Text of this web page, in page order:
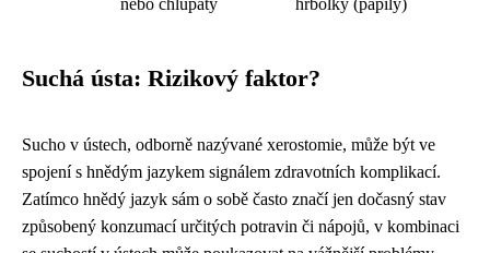
nebo chlupatý
hrbolky (papily)
Suchá ústa: Rizikový faktor?
Sucho v ústech, odborně nazývané xerostomie, může být ve
spojení s hnědým jazykem signálem zdravotních komplikací.
Zatímco hnědý jazyk sám o sobě často značí jen dočasný stav
způsobený konzumací určitých potravin či nápojů, v kombinaci